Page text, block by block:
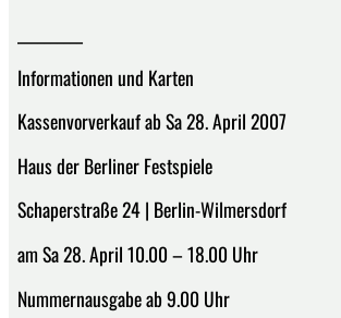
Informationen und Karten
Kassenvorverkauf ab Sa 28. April 2007
Haus der Berliner Festspiele
Schaperstraße 24 | Berlin-Wilmersdorf
am Sa 28. April 10.00 – 18.00 Uhr
Nummernausgabe ab 9.00 Uhr